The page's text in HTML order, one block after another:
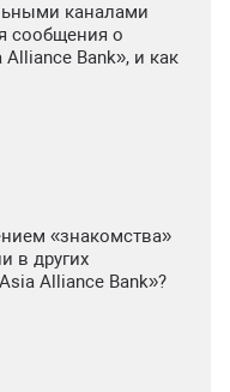
каналами
сообщения о
Bank», и как
«знакомства»
в других
Alliance Bank»?